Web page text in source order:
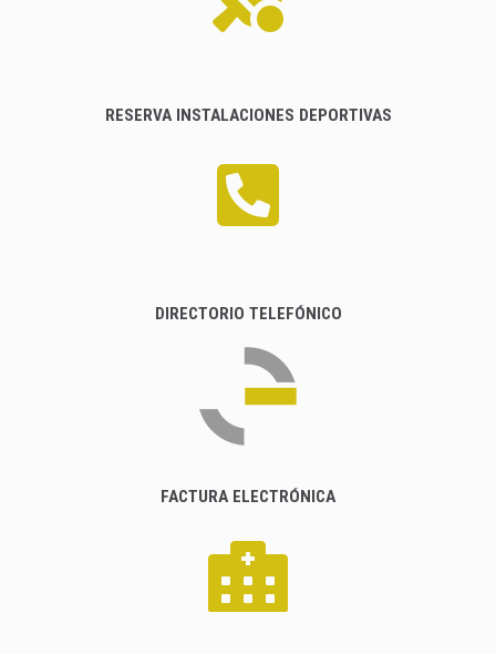
RESERVA INSTALACIONES DEPORTIVAS
DIRECTORIO TELEFÓNICO
FACTURA ELECTRÓNICA